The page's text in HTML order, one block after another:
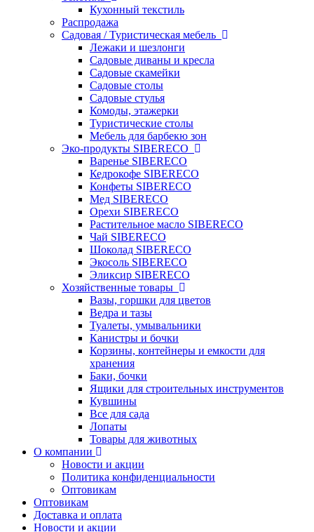
Кухонный текстиль
Распродажа
Садовая / Туристическая мебель
Лежаки и шезлонги
Садовые диваны и кресла
Садовые скамейки
Садовые столы
Садовые стулья
Комоды, этажерки
Туристические столы
Мебель для барбекю зон
Эко-продукты SIBERECO
Варенье SIBERECO
Кедрокофе SIBERECO
Конфеты SIBERECO
Мед SIBERECO
Орехи SIBERECO
Растительное масло SIBERECO
Чай SIBERECO
Шоколад SIBERECO
Экосоль SIBERECO
Эликсир SIBERECO
Хозяйственные товары
Вазы, горшки для цветов
Ведра и тазы
Туалеты, умывальники
Канистры и бочки
Корзины, контейнеры и емкости для
хранения
Баки, бочки
Ящики для строительных инструментов
Кувшины
Все для сада
Лопаты
Товары для животных
О компании
Новости и акции
Политика конфиденциальности
Оптовикам
Оптовикам
Доставка и оплата
Новости и акции